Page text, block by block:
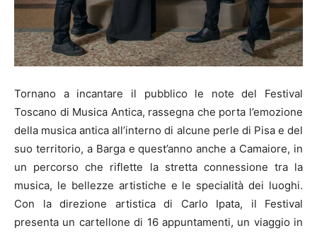
Tornano a incantare il pubblico le note del Festival
Toscano di Musica Antica, rassegna che porta l’emozione
della musica antica all’interno di alcune perle di Pisa e del
suo territorio, a Barga e quest’anno anche a Camaiore, in
un percorso che riflette la stretta connessione tra la
musica, le bellezze artistiche e le specialità dei luoghi.
Con la direzione artistica di Carlo Ipata, il Festival
presenta un cartellone di 16 appuntamenti, un viaggio in